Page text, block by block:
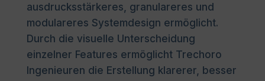
ausdrucksstärkeres, granulareres und
modulareres Systemdesign ermöglicht.
Durch die visuelle Unterscheidung
einzelner Features ermöglicht Trechoro
Ingenieuren die Erstellung klarerer, besser